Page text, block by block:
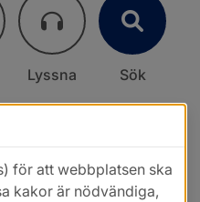
Lyssna Sök
för att webbplatsen ska
kakor är nödvändiga,